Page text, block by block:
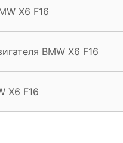
X6 F16
BMW X6 F16
X6 F16